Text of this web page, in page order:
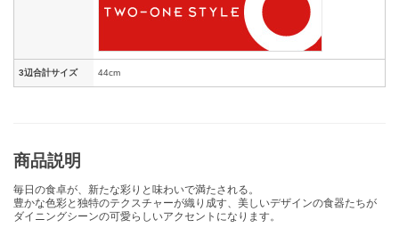
3辺合計サイズ 44cm
商品説明
毎日の食卓が、新たな彩りと味わいで満たされる。
豊かな色彩と独特のテクスチャーが織り成す、美しいデザインの食器たちが
ダイニングシーンの可愛らしいアクセントになります。